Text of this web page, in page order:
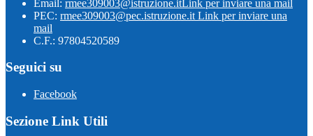
Email: rmee309003@istruzione.itLink per inviare una mail
PEC: rmee309003@pec.istruzione.it Link per inviare una
mail
C.F.: 97804520589
Seguici su
Facebook
Sezione Link Utili